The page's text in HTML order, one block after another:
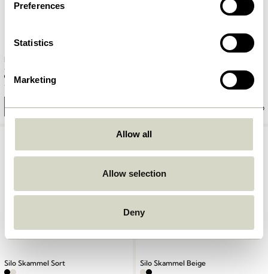
Preferences
Statistics
Marketing
Allow all
Allow selection
Deny
BringMe Transportabel Lampe
Sort
1.299,00
Tilføj til kurv Tilføj til kurv
Silo Skammel Sort Silo Skammel Beige